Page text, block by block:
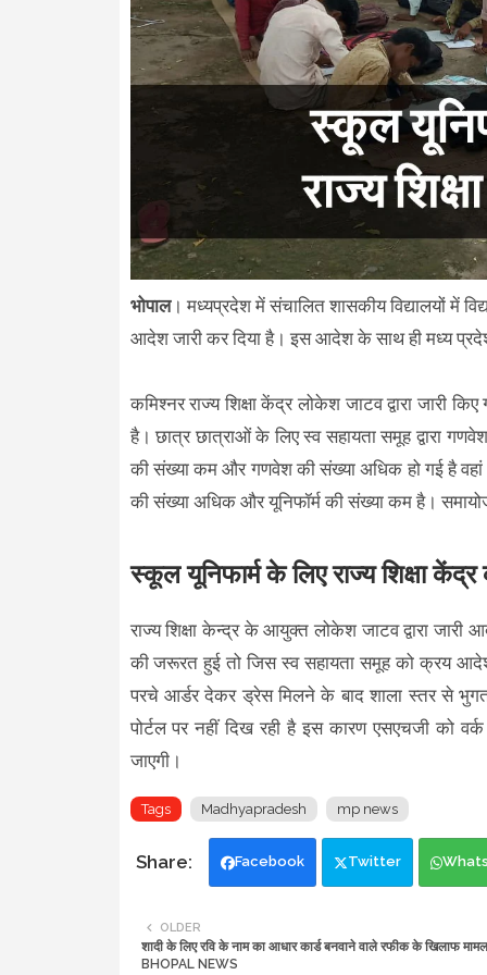
भोपाल। मध्यप्रदेश में संचालित शासकीय विद्यालयों में
आदेश जारी कर दिया है। इस आदेश के साथ ही मध्य प्रदेश
कमिश्नर राज्य शिक्षा केंद्र लोकेश जाटव द्वारा
है। छात्र छात्राओं के लिए स्व सहायता समूह द्वारा
की संख्या कम और गणवेश की संख्या अधिक हो गई है वहां
की संख्या अधिक और यूनिफॉर्म की संख्या कम है।
स्कूल यूनिफार्म के लिए राज्य शिक्षा
राज्य शिक्षा केन्द्र के आयुक्त लोकेश जाटव द्वारा
की जरूरत हुई तो जिस स्व सहायता समूह को क्रय आदेश
परचे आर्डर देकर ड्रेस मिलने के बाद शाला स्तर से
पोर्टल पर नहीं दिख रही है इस कारण एसएचजी को
जाएगी।
Tags Madhyapradesh mp news
Facebook Twitter
OLDER
शादी के लिए रवि के नाम का आधार कार्ड बनवाने वाले रफीक के खिलाफ
BHOPAL NEWS